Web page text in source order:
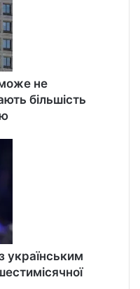
не
більшість
українським